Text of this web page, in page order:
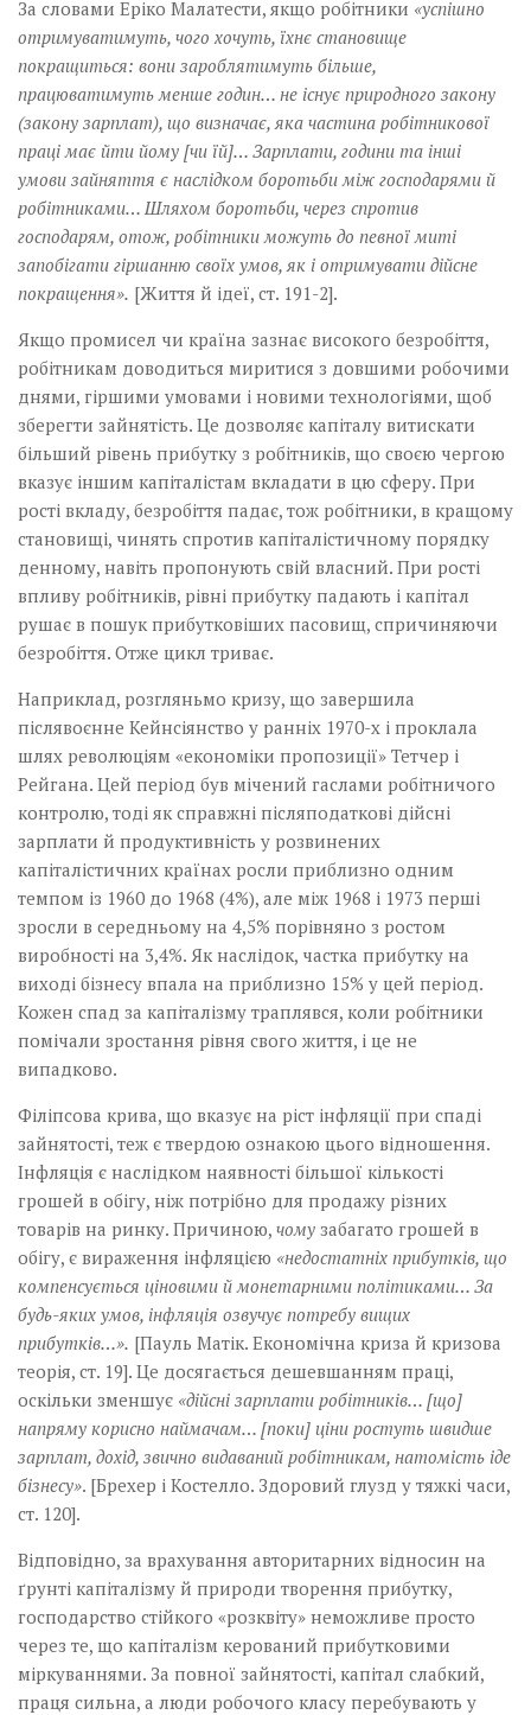
За словами Еріко Малатести, якщо робітники «успішно
отримуватимуть, чого хочуть, їхнє становище
покращиться: вони зароблятимуть більше,
працюватимуть менше годин… не існує природного закону
(закону зарплат), що визначає, яка частина робітникової
праці має йти йому [чи їй]… Зарплати, години та інші
умови зайняття є наслідком боротьби між господарями й
робітниками… Шляхом боротьби, через спротив
господарям, отож, робітники можуть до певної миті
запобігати гіршанню своїх умов, як і отримувати дійсне
покращення». [Життя й ідеї, ст. 191-2].
Якщо промисел чи країна зазнає високого безробіття,
робітникам доводиться миритися з довшими робочими
днями, гіршими умовами і новими технологіями, щоб
зберегти зайнятість. Це дозволяє капіталу витискати
більший рівень прибутку з робітників, що своєю чергою
вказує іншим капіталістам вкладати в цю сферу. При
рості вкладу, безробіття падає, тож робітники, в кращому
становищі, чинять спротив капіталістичному порядку
денному, навіть пропонують свій власний. При рості
впливу робітників, рівні прибутку падають і капітал
рушає в пошук прибутковіших пасовищ, спричиняючи
безробіття. Отже цикл триває.
Наприклад, розгляньмо кризу, що завершила
післявоєнне Кейнсіянство у ранніх 1970-х і проклала
шлях революціям «економіки пропозиції» Тетчер і
Рейгана. Цей період був мічений гаслами робітничого
контролю, тоді як справжні післяподаткові дійсні
зарплати й продуктивність у розвинених
капіталістичних країнах росли приблизно одним
темпом із 1960 до 1968 (4%), але між 1968 і 1973 перші
зросли в середньому на 4,5% порівняно з ростом
виробності на 3,4%. Як наслідок, частка прибутку на
виході бізнесу впала на приблизно 15% у цей період.
Кожен спад за капіталізму траплявся, коли робітники
помічали зростання рівня свого життя, і це не
випадково.
Філіпсова крива, що вказує на ріст інфляції при спаді
зайнятості, теж є твердою ознакою цього відношення.
Інфляція є наслідком наявності більшої кількості
грошей в обігу, ніж потрібно для продажу різних
товарів на ринку. Причиною, чому забагато грошей в
обігу, є вираження інфляцією «недостатніх прибутків, що
компенсується ціновими й монетарними політиками… За
будь-яких умов, інфляція озвучує потребу вищих
прибутків…». [Пауль Матік. Економічна криза й кризова
теорія, ст. 19]. Це досягається дешевшанням праці,
оскільки зменшує «дійсні зарплати робітників… [що]
напряму корисно наймачам… [поки] ціни ростуть швидше
зарплат, дохід, звично видаваний робітникам, натомість іде
бізнесу». [Брехер і Костелло. Здоровий глузд у тяжкі часи,
ст. 120].
Відповідно, за врахування авторитарних відносин на
ґрунті капіталізму й природи творення прибутку,
господарство стійкого «розквіту» неможливе просто
через те, що капіталізм керований прибутковими
міркуваннями. За повної зайнятості, капітал слабкий,
праця сильна, а люди робочого класу перебувають у